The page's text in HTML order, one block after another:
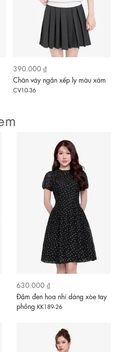
390.000 ₫
Chân váy ngắn xếp ly màu xám
CV10-36
630.000 ₫
Đầm đen hoa nhí dáng xòe tay
phồng KK189-26